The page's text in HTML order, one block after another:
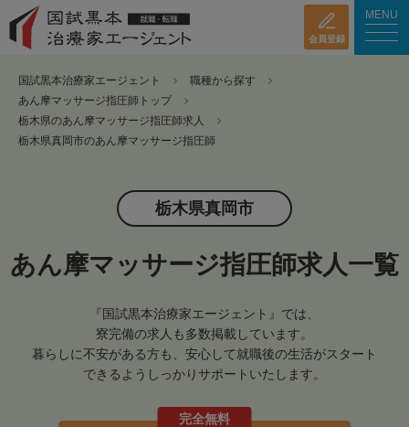
会員登録
MENU
国試黒本治療家エージェント
職種から探す
あん摩マッサージ指圧師トップ
栃木県のあん摩マッサージ指圧師求人
栃木県真岡市のあん摩マッサージ指圧師
栃木県真岡市
あん摩マッサージ指圧師求人一覧
『国試黒本治療家エージェント』では、
寮完備の求人も多数掲載しています。
暮らしに不安がある方も、安心して就職後の生活がスタート
できるようしっかりサポートいたします。
完全無料